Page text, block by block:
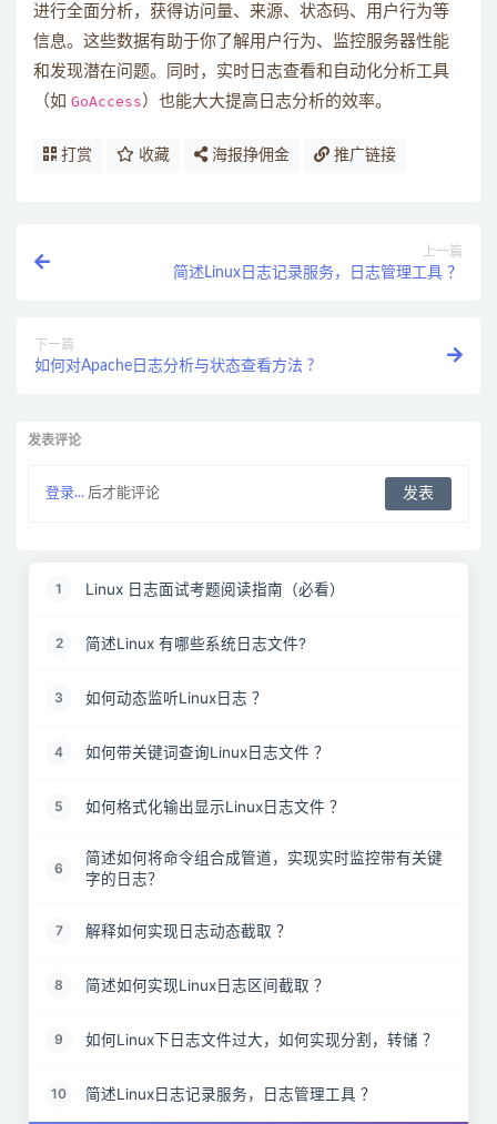
进行全面分析，获得访问量、来源、状态码、用户行为等
信息。这些数据有助于你了解用户行为、监控服务器性能
和发现潜在问题。同时，实时日志查看和自动化分析工具
（如 GoAccess）也能大大提高日志分析的效率。
打赏 收藏 海报挣佣金 推广链接
上一篇
简述Linux日志记录服务，日志管理工具 ？
下一篇
如何对Apache日志分析与状态查看方法 ?
发表评论
登录... 后才能评论
1 Linux 日志面试考题阅读指南（必看）
2 简述Linux 有哪些系统日志文件?
3 如何动态监听Linux日志 ？
4 如何带关键词查询Linux日志文件 ？
5 如何格式化输出显示Linux日志文件 ？
6
简述如何将命令组合成管道，实现实时监控带有关键
字的日志？
7 解释如何实现日志动态截取 ？
8 简述如何实现Linux日志区间截取 ？
9 如何Linux下日志文件过大，如何实现分割，转储 ？
10 简述Linux日志记录服务，日志管理工具 ？